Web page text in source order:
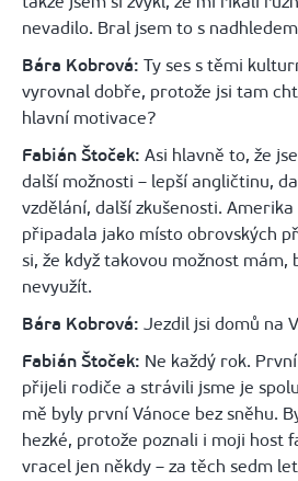
nevadilo. Bral jsem to s
Bára Kobrová: Ty ses s těmi
vyrovnal dobře, protože jsi tam
hlavní motivace?
Fabián Štoček: Asi hlavně to, že
další možnosti – lepší angličtinu,
vzdělání, další zkušenosti.
připadala jako místo obrovských
si, že když takovou možnost mám,
nevyužít.
Bára Kobrová: Jezdil jsi domů na
Fabián Štoček: Ne každý rok.
přijeli rodiče a strávili jsme je
mě byly první Vánoce bez sněhu.
hezké, protože poznali i moji host
vracel jen někdy – za těch sedm